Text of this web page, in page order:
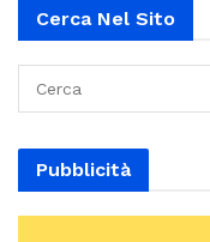
Cerca Nel Sito
Pubblicità